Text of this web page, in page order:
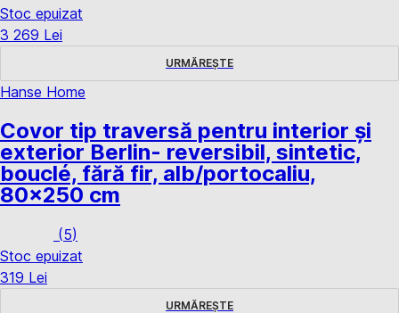
Stoc epuizat
3 269 Lei
URMĂREȘTE
Hanse Home
Covor tip traversă pentru interior și
exterior Berlin- reversibil, sintetic,
bouclé, fără fir, alb/portocaliu,
80x250 cm
(5)
Stoc epuizat
319 Lei
URMĂREȘTE